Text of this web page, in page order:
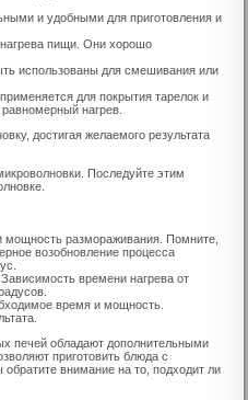
и удобными для приготовления и
нагрева пищи. Они хорошо
использованы для смешивания или
для покрытия тарелок и
нагрев.
достигая желаемого результата
Последуйте этим
мощность размораживания. Помните,
возобновление процесса
времени нагрева от
время и мощность.
печей обладают дополнительными
приготовить блюда с
внимание на то, подходит ли